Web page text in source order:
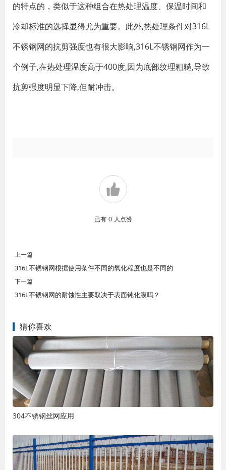
的特点的，类似于这种组合在热处理温度、保温时间和
冷却标准的选择显得尤为重要。此外,热处理条件对316L
不锈钢网的抗剪强度也有很大影响,316L不锈钢网作为一
个例子,在热处理温度高于400度,因为底部纹理粗糙,导致
抗剪强度明显下降,但耐冲击。
已有 0 人点赞
上一篇
316L不锈钢网根据使用条件不同的氧化程度也是不同的
下一篇
316L不锈钢网的耐蚀性主要取决于表面钝化膜吗？
猜你喜欢
304不锈钢丝网应用